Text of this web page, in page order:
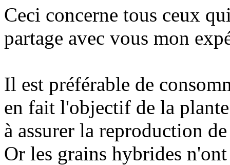
Ceci concerne tous ceux
partage avec vous mon
Il est préférable de
en fait l'objectif de la
à assurer la reproduction
Or les grains hybrides